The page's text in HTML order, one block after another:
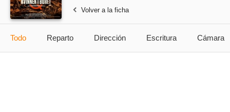
Volver a la ficha
Todo Reparto Dirección Escritura Cámara